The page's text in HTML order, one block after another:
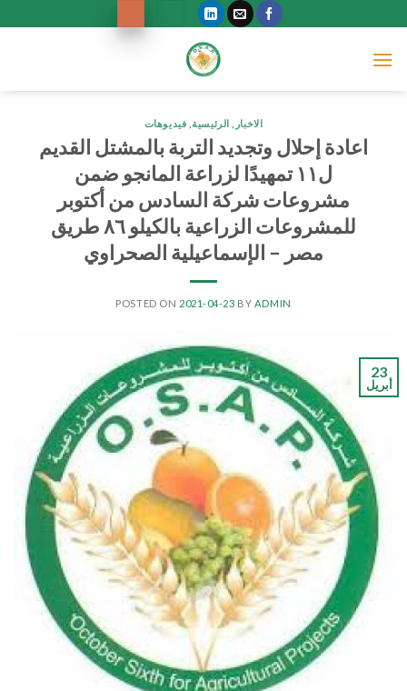
to
content
الاخبار الرئيسية, فيديوهات
اعادة إحلال وتجديد التربة بالمشتل القديم
ل١١ تمهيدًا لزراعة المانجو ضمن
مشروعات شركة السادس من أكتوبر
للمشروعات الزراعية بالكيلو ٨٦ طريق
مصر – الإسماعيلية الصحراوي
POSTED ON 2021-04-23 BY ADMIN
23
أبريل